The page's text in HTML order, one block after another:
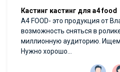
Кастинг кастинг для а4 food
А4 FOOD- это продукция от
возможность сняться в
миллионную аудиторию.
Нужно хорошо...